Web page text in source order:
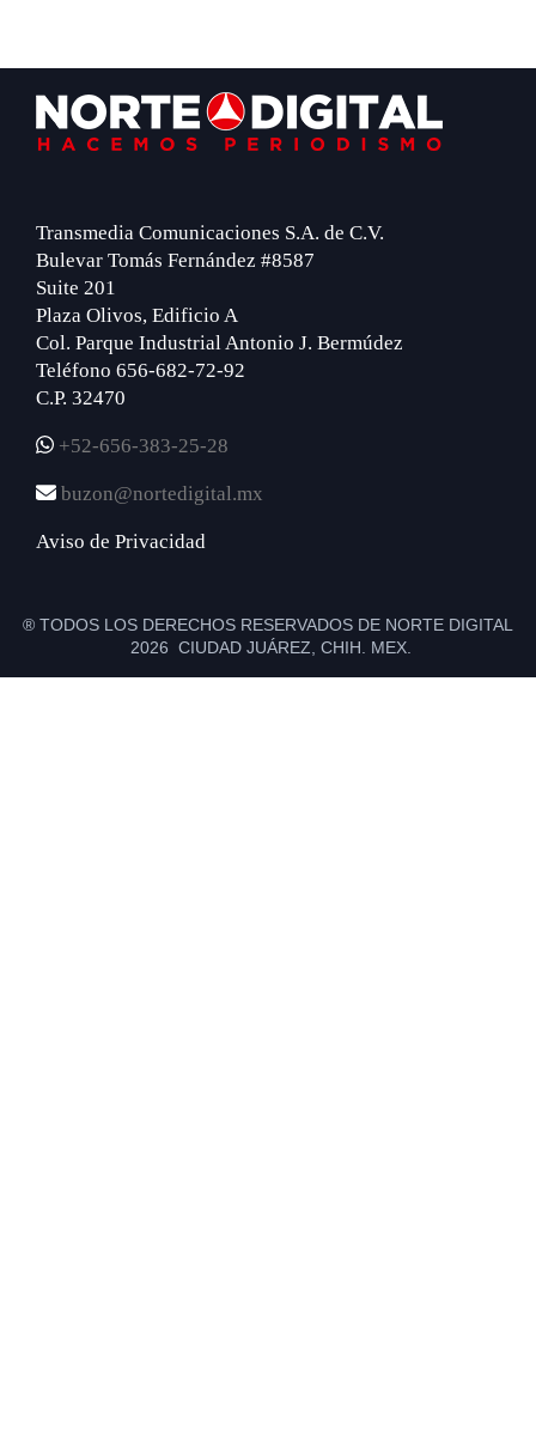
Footer
Transmedia Comunicaciones S.A. de C.V.
Bulevar Tomás Fernández #8587
Suite 201
Plaza Olivos, Edificio A
Col. Parque Industrial Antonio J. Bermúdez
Teléfono 656-682-72-92
C.P. 32470
+52-656-383-25-28
buzon@nortedigital.mx
Aviso de Privacidad
® TODOS LOS DERECHOS RESERVADOS DE NORTE DIGITAL
2026 CIUDAD JUÁREZ, CHIH. MEX.